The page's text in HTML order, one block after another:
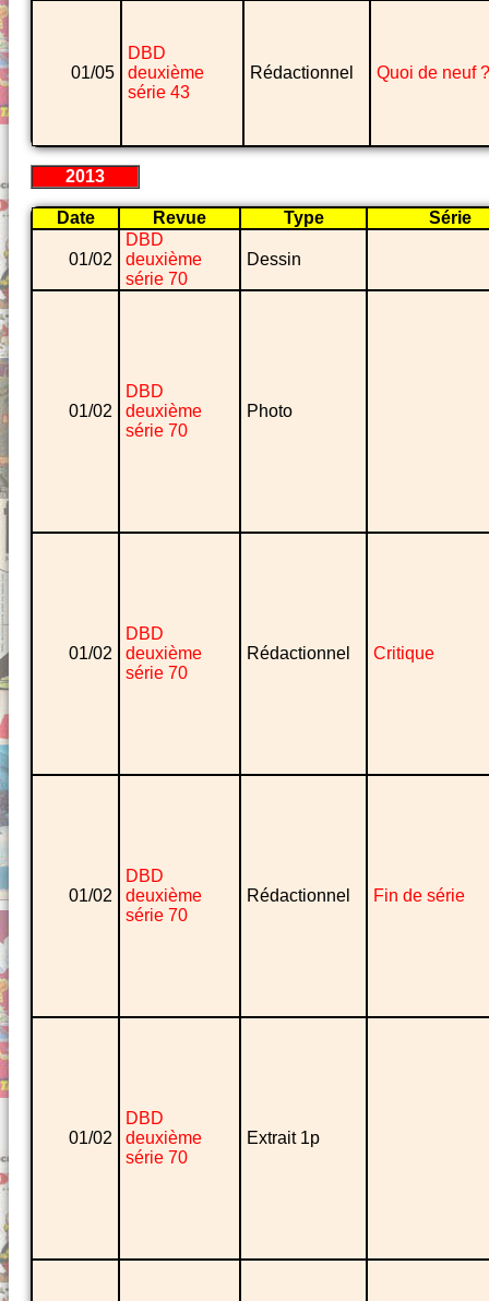
01/05
DBD
deuxième
série 43
Rédactionnel Quoi de neuf ?
2013
Date Revue Type Série
01/02
DBD
deuxième
série 70
Dessin
01/02
DBD
deuxième
série 70
Photo
01/02
DBD
deuxième
série 70
Rédactionnel Critique
01/02
DBD
deuxième
série 70
Rédactionnel Fin de série
01/02
DBD
deuxième
série 70
Extrait 1p